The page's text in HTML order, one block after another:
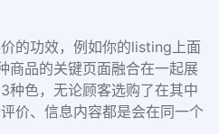
的功效，例如你的listing上面
商品的关键页面融合在一起展
种色，无论顾客选购了在其中
价、信息内容都是会在同一个